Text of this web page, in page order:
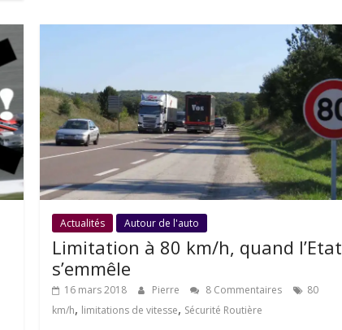
Actualités Autour de l'auto
Limitation à 80 km/h, quand l’Etat
s’emmêle
16 mars 2018 Pierre 8 Commentaires
80
km/h, limitations de vitesse, Sécurité Routière